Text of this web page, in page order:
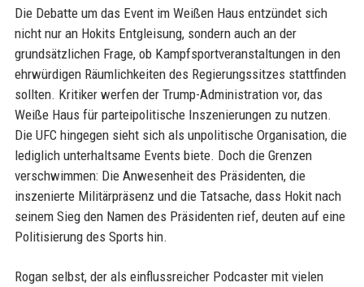
Die Debatte um das Event im Weißen Haus entzündet sich
nicht nur an Hokits Entgleisung, sondern auch an der
grundsätzlichen Frage, ob Kampfsportveranstaltungen in den
ehrwürdigen Räumlichkeiten des Regierungssitzes stattfinden
sollten. Kritiker werfen der Trump-Administration vor, das
Weiße Haus für parteipolitische Inszenierungen zu nutzen.
Die UFC hingegen sieht sich als unpolitische Organisation, die
lediglich unterhaltsame Events biete. Doch die Grenzen
verschwimmen: Die Anwesenheit des Präsidenten, die
inszenierte Militärpräsenz und die Tatsache, dass Hokit nach
seinem Sieg den Namen des Präsidenten rief, deuten auf eine
Politisierung des Sports hin.
Rogan selbst, der als einflussreicher Podcaster mit vielen